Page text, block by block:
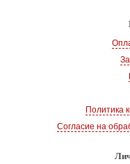
Политика
Согласие на